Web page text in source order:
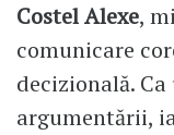
Costel Alexe,
comunicare
decizională.
argumentării,